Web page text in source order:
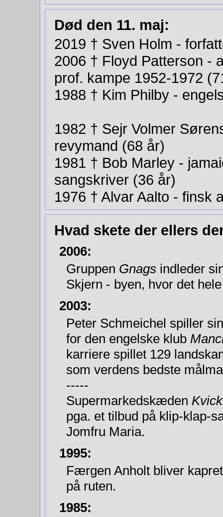
Død den 11. maj:
2019 † Sven Holm -
2006 † Floyd Patterson
prof. kampe 1952-1972
1988 † Kim Philby -
1982 † Sejr Volmer
revymand (68 år)
1981 † Bob Marley -
sangskriver (36 år)
1976 † Alvar Aalto - finsk
Hvad skete der ellers
2006:
Gruppen Gnags indleder
Skjern - byen, hvor det
2003:
Peter Schmeichel spiller
for den engelske klub
karriere spillet 129
som verdens bedste
-----
Supermarkedskæden
pga. et tilbud på klip-klap-
Jomfru Maria.
1995:
Færgen Anholt bliver
på ruten.
1985: